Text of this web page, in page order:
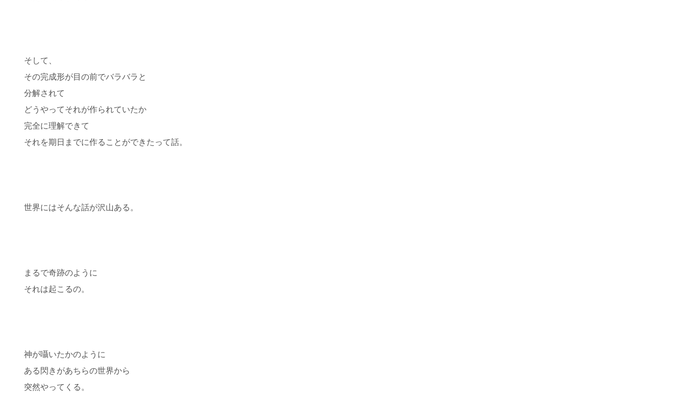
そして、
その完成形が目の前でバラバラと
分解されて
どうやってそれが作られていたか
完全に理解できて
それを期日までに作ることができたって話。
世界にはそんな話が沢山ある。
まるで奇跡のように
それは起こるの。
神が囁いたかのように
ある閃きがあちらの世界から
突然やってくる。